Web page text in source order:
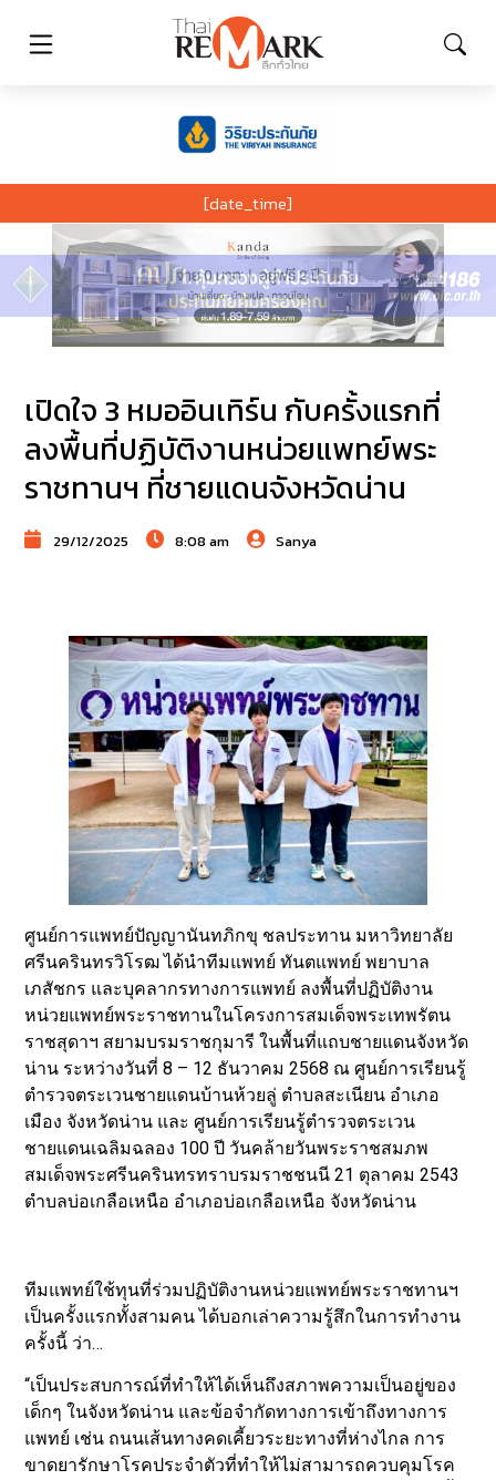
[date_time]
เปิดใจ 3 หมออินเทิร์น กับครั้งแรกที่
ลงพื้นที่ปฏิบัติงานหน่วยแพทย์พระ
ราชทานฯ ที่ชายแดนจังหวัดน่าน
29/12/2025 8:08 am Sanya
ศูนย์การแพทย์ปัญญานันทภิกขุ ชลประทาน มหาวิทยาลัย
ศรีนครินทรวิโรฒ ได้นำทีมแพทย์ ทันตแพทย์ พยาบาล
เภสัชกร และบุคลากรทางการแพทย์ ลงพื้นที่ปฏิบัติงาน
หน่วยแพทย์พระราชทานในโครงการสมเด็จพระเทพรัตน
ราชสุดาฯ สยามบรมราชกุมารี ในพื้นที่แถบชายแดนจังหวัด
น่าน ระหว่างวันที่ 8 – 12 ธันวาคม 2568 ณ ศูนย์การเรียนรู้
ตำรวจตระเวนชายแดนบ้านห้วยลู่ ตำบลสะเนียน อำเภอ
เมือง จังหวัดน่าน และ ศูนย์การเรียนรู้ตำรวจตระเวน
ชายแดนเฉลิมฉลอง 100 ปี วันคล้ายวันพระราชสมภพ
สมเด็จพระศรีนครินทรทราบรมราชชนนี 21 ตุลาคม 2543
ตำบลบ่อเกลือเหนือ อำเภอบ่อเกลือเหนือ จังหวัดน่าน
ทีมแพทย์ใช้ทุนที่ร่วมปฏิบัติงานหน่วยแพทย์พระราชทานฯ
เป็นครั้งแรกทั้งสามคน ได้บอกเล่าความรู้สึกในการทำงาน
ครั้งนี้ ว่า…
“เป็นประสบการณ์ที่ทำให้ได้เห็นถึงสภาพความเป็นอยู่ของ
เด็กๆ ในจังหวัดน่าน และข้อจำกัดทางการเข้าถึงทางการ
แพทย์ เช่น ถนนเส้นทางคดเคี้ยวระยะทางที่ห่างไกล การ
ขาดยารักษาโรคประจำตัวที่ทำให้ไม่สามารถควบคุมโรค